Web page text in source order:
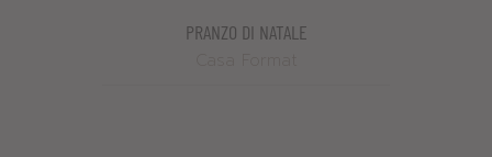
PRANZO DI NATALE